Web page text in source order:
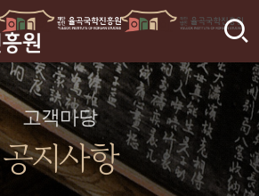
검
고객마당
공지사항